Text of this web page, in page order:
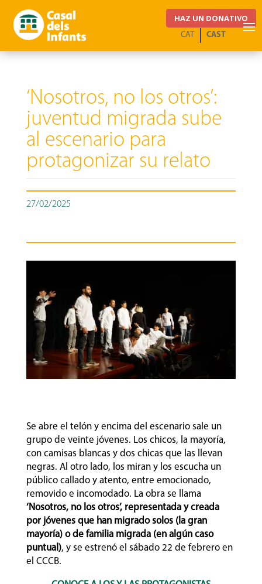
HAZ UN DONATIVO
CAST
CAT
‘Nosotros, no los otros’:
juventud migrada sube
al escenario para
protagonizar su relato
27/02/2025
Se abre el telón y encima del escenario sale un
grupo de veinte jóvenes. Los chicos, la mayoría,
con camisas blancas y dos chicas que las llevan
negras. Al otro lado, los miran y los escucha un
público callado y atento, entre emocionado,
removido e incomodado. La obra se llama
‘Nosotros, no los otros’, representada y creada
por jóvenes que han migrado solos (la gran
mayoría) o de familia migrada (en algún caso
puntual), y se estrenó el sábado 22 de febrero en
el CCCB.